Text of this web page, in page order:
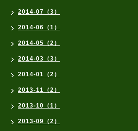
2014-07（3）
2014-06（1）
2014-05（2）
2014-03（3）
2014-01（2）
2013-11（2）
2013-10（1）
2013-09（2）